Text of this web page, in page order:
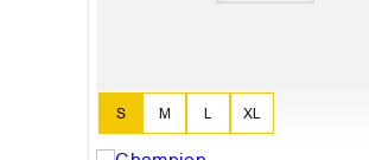
S L
M XL